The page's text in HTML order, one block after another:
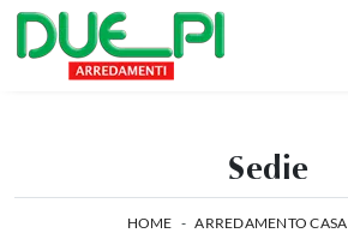
Sedie
HOME - ARREDAMENTO CASA